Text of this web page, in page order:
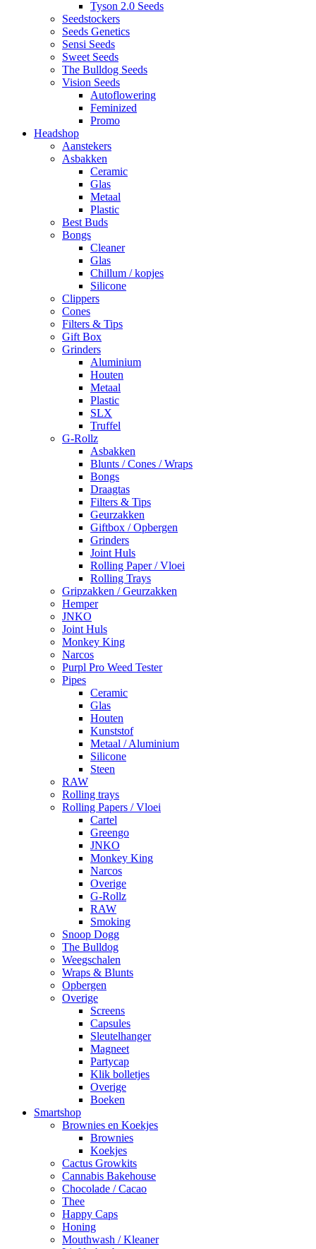
Tyson 2.0 Seeds
Seedstockers
Seeds Genetics
Sensi Seeds
Sweet Seeds
The Bulldog Seeds
Vision Seeds
Autoflowering
Feminized
Promo
Headshop
Aanstekers
Asbakken
Ceramic
Glas
Metaal
Plastic
Best Buds
Bongs
Cleaner
Glas
Chillum / kopjes
Silicone
Clippers
Cones
Filters & Tips
Gift Box
Grinders
Aluminium
Houten
Metaal
Plastic
SLX
Truffel
G-Rollz
Asbakken
Blunts / Cones / Wraps
Bongs
Draagtas
Filters & Tips
Geurzakken
Giftbox / Opbergen
Grinders
Joint Huls
Rolling Paper / Vloei
Rolling Trays
Gripzakken / Geurzakken
Hemper
JNKO
Joint Huls
Monkey King
Narcos
Purpl Pro Weed Tester
Pipes
Ceramic
Glas
Houten
Kunststof
Metaal / Aluminium
Silicone
Steen
RAW
Rolling trays
Rolling Papers / Vloei
Cartel
Greengo
JNKO
Monkey King
Narcos
Overige
G-Rollz
RAW
Smoking
Snoop Dogg
The Bulldog
Weegschalen
Wraps & Blunts
Opbergen
Overige
Screens
Capsules
Sleutelhanger
Magneet
Partycap
Klik bolletjes
Overige
Boeken
Smartshop
Brownies en Koekjes
Brownies
Koekjes
Cactus Growkits
Cannabis Bakehouse
Chocolade / Cacao
Thee
Happy Caps
Honing
Mouthwash / Kleaner